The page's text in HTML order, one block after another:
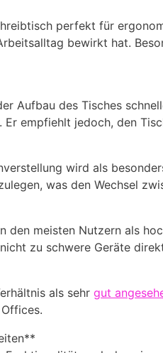
perfekt für
bewirkt hat.
Aufbau des Tisches
empfiehlt jedoch, den
wird als
was den Wechsel
den meisten Nutzern als
zu schwere Geräte
als sehr gut